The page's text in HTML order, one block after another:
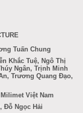
Tuấn Chung
Khắc Tuệ, Ngô Thị
Ngân, Trịnh Minh
Trương Quang Đạo,
Milimet Việt Nam
Đỗ Ngọc Hải